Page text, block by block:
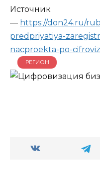
Источник
— https://don24.ru/
predpriyatiya-
nacproekta-po-
РЕГИОН